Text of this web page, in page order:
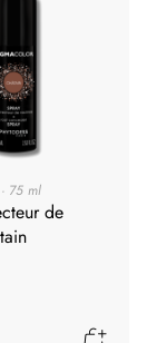
75 ml
de